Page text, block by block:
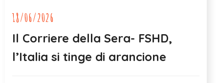
18/06/2026
Il Corriere della Sera- FSHD,
l’Italia si tinge di arancione